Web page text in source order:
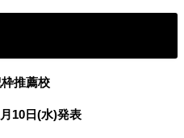
推薦校
10日(水)発表